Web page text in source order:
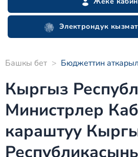
Электрондук
Башкы бет > Бюджеттин
Кыргыз
Министрлер
караштуу